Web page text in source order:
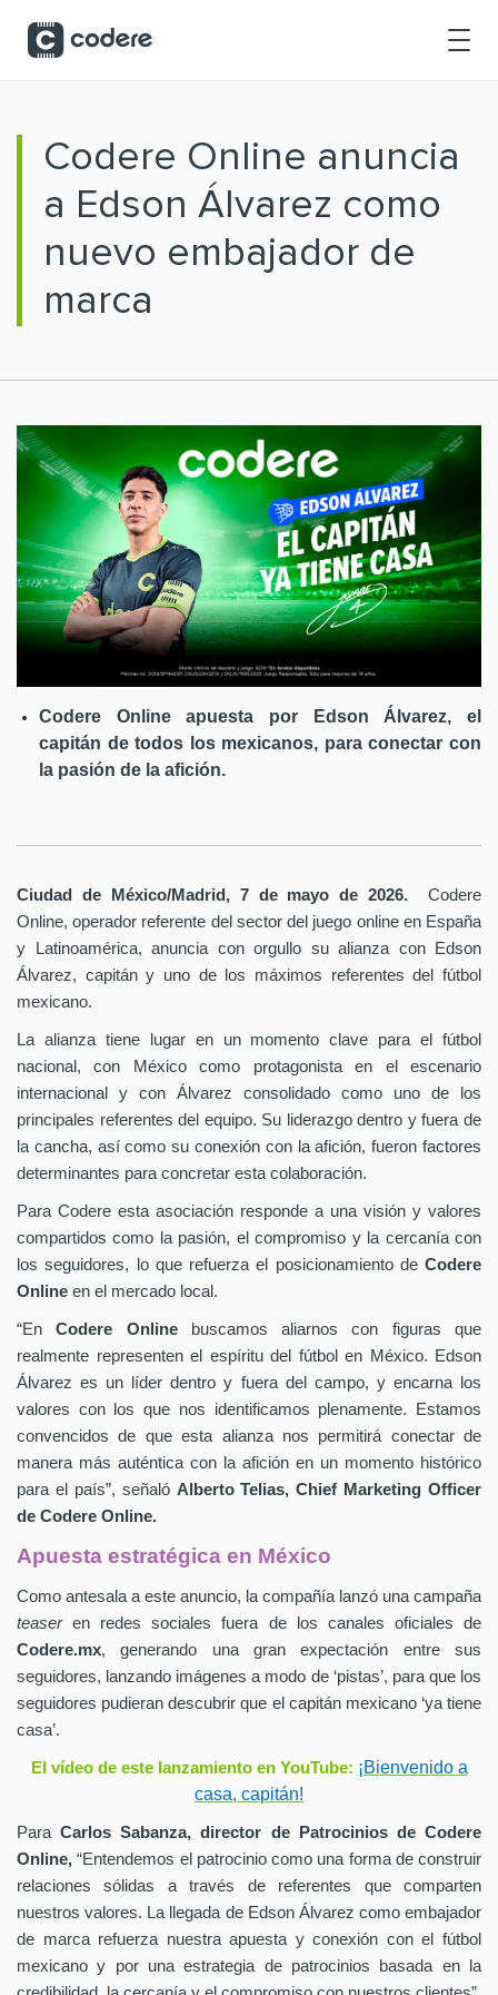
Codere Online anuncia
a Edson Álvarez como
nuevo embajador de
marca
Codere Online apuesta por Edson Álvarez, el
capitán de todos los mexicanos, para conectar con
la pasión de la afición.
Ciudad de México/Madrid, 7 de mayo de 2026. Codere
Online, operador referente del sector del juego online en España
y Latinoamérica, anuncia con orgullo su alianza con Edson
Álvarez, capitán y uno de los máximos referentes del fútbol
mexicano.
La alianza tiene lugar en un momento clave para el fútbol
nacional, con México como protagonista en el escenario
internacional y con Álvarez consolidado como uno de los
principales referentes del equipo. Su liderazgo dentro y fuera de
la cancha, así como su conexión con la afición, fueron factores
determinantes para concretar esta colaboración.
Para Codere esta asociación responde a una visión y valores
compartidos como la pasión, el compromiso y la cercanía con
los seguidores, lo que refuerza el posicionamiento de Codere
Online en el mercado local.
“EnCodere Onlinebuscamos aliarnos con figuras que
realmente representen el espíritu del fútbol en México. Edson
Álvarez es un líder dentro y fuera del campo, y encarna los
valores con los que nos identificamos plenamente. Estamos
convencidos de que esta alianza nos permitirá conectar de
manera más auténtica con la afición en un momento histórico
para el país”, señaló Alberto Telias,Chief Marketing Officer
de Codere Online.
Apuesta estratégica en México
Como antesala a este anuncio, la compañía lanzó una campaña
teaseren redes sociales fuera de los canales oficiales de
Codere.mx,
generando una gran expectación entre sus
seguidores, lanzando imágenes a modo de ‘pistas’, para que los
seguidores pudieran descubrir que el capitán mexicano ‘ya tiene
casa’.
El vídeo de este lanzamiento en YouTube: ¡Bienvenido a
casa, capitán!
ParaCarlos Sabanza, director de Patrocinios de Codere
Online, “Entendemos el patrocinio como una forma de construir
relaciones sólidas a través de referentes que comparten
nuestros valores. La llegada de Edson Álvarez como embajador
de marca refuerza nuestra apuesta y conexión con el fútbol
mexicano y por una estrategia de patrocinios basada en la